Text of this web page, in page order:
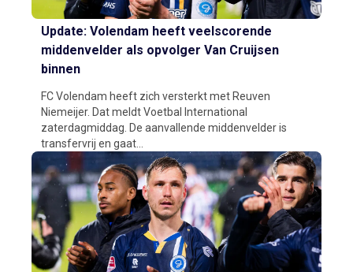
Update: Volendam heeft veelscorende
middenvelder als opvolger Van Cruijsen
binnen
FC Volendam heeft zich versterkt met Reuven
Niemeijer. Dat meldt Voetbal International
zaterdagmiddag. De aanvallende middenvelder is
transfervrij en gaat...